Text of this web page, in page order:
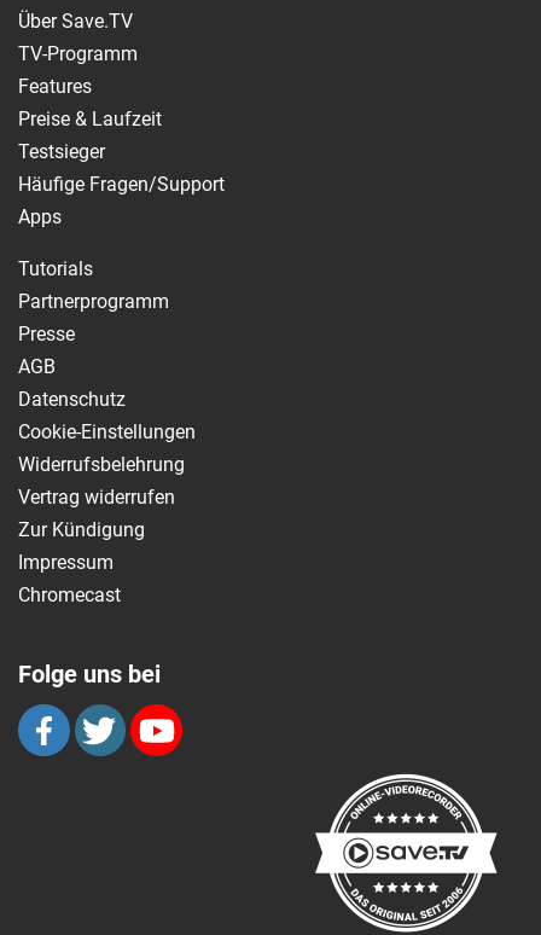
Über Save.TV
TV-Programm
Features
Preise & Laufzeit
Testsieger
Häufige Fragen/Support
Apps
Tutorials
Partnerprogramm
Presse
AGB
Datenschutz
Cookie-Einstellungen
Widerrufsbelehrung
Vertrag widerrufen
Zur Kündigung
Impressum
Chromecast
Folge uns bei